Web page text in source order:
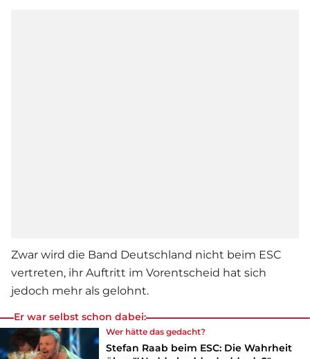
Zwar wird die Band Deutschland nicht beim ESC
vertreten, ihr Auftritt im Vorentscheid hat sich
jedoch mehr als gelohnt.
Er war selbst schon dabei:
Wer hätte das gedacht?
Stefan Raab beim ESC: Die Wahrheit